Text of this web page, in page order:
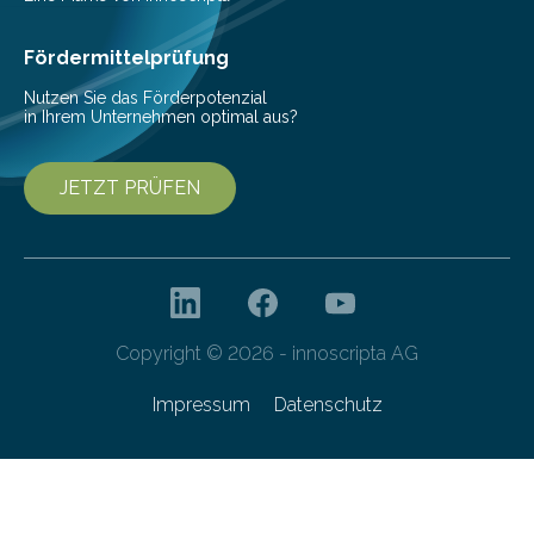
Ernährung zu sichern. Ohne sie besteht die weltweite
Gefahr erheblicher…
Fördermittelprüfung
Nutzen Sie das Förderpotenzial
in Ihrem Unternehmen optimal aus?
JETZT PRÜFEN
Copyright © 2026 - innoscripta AG
Impressum Datenschutz